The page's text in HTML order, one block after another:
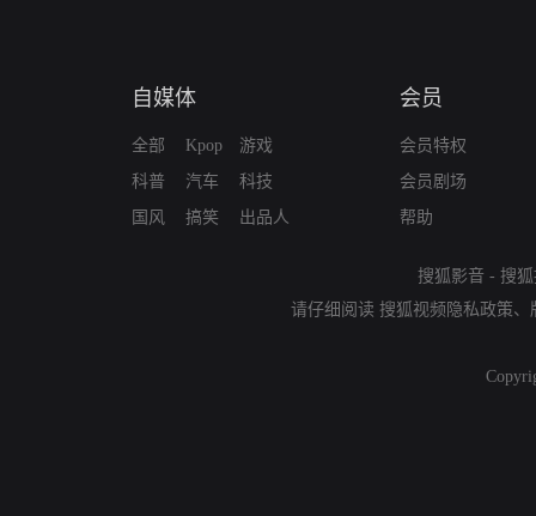
自媒体
全部
科普
国风
Kpop
汽车
搞笑
游戏
科技
出品人
会员
会员特权
会员剧场
帮助
搜狐影音 - 搜
请仔细阅读 搜狐视频隐私政策、